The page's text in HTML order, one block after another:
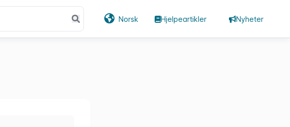
Norsk Hjelpeartikler Nyheter